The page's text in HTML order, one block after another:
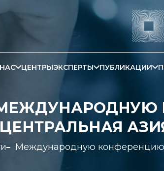
ЦЕНТРЫЭКСПЕРТЫ ПУБЛИКАЦИИ
Международную конференцию